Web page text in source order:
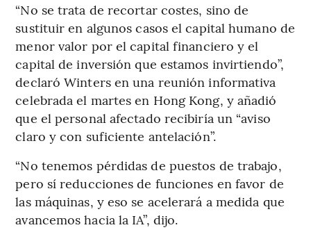
“No se trata de recortar costes, sino de
sustituir en algunos casos el capital humano de
menor valor por el capital financiero y el
capital de inversión que estamos invirtiendo”,
declaró Winters en una reunión informativa
celebrada el martes en Hong Kong, y añadió
que el personal afectado recibiría un “aviso
claro y con suficiente antelación”.
“No tenemos pérdidas de puestos de trabajo,
pero sí reducciones de funciones en favor de
las máquinas, y eso se acelerará a medida que
avancemos hacia la IA”, dijo.